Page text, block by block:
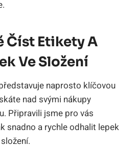
Číst Etikety A
Ve Složení
naprosto klíčovou
nad svými nákupy
Připravili jsme pro vás
snadno a rychle odhalit lepek